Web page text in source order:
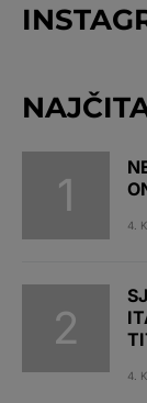
4.
4.